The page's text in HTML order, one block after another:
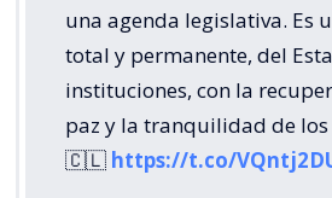
una agenda legislativa. Es
total y permanente, del
instituciones, con la
paz y la tranquilidad de los
🇨🇱 https://t.co/